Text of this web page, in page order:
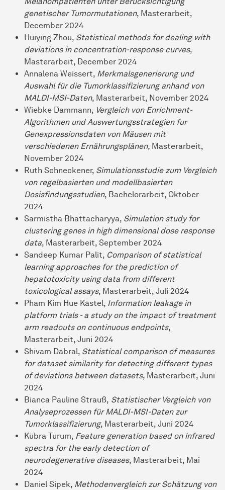
genetischer Tumormutationen, Masterarbeit,
December 2024
Huiying Zhou, Statistical methods for dealing with
deviations in concentration-response curves,
Masterarbeit, December 2024
Annalena Weissert, Merkmalsgenerierung und
Auswahl für die Tumorklassifizierung anhand von
MALDI-MSI-Daten, Masterarbeit, November 2024
Wiebke Dammann, Vergleich von Enrichment-
Algorithmen und Auswertungsstrategien fur
Genexpressionsdaten von Mäusen mit
verschiedenen Ernährungsplänen, Masterarbeit,
November 2024
Ruth Schneckener, Simulationsstudie zum Vergleich
von regelbasierten und modellbasierten
Dosisfindungsstudien, Bachelorarbeit, Oktober
2024
Sarmistha Bhattacharyya, Simulation study for
clustering genes in high dimensional dose response
data, Masterarbeit, September 2024
Sandeep Kumar Palit, Comparison of statistical
learning approaches for the prediction of
hepatotoxicity using data from different
toxicological assays, Masterarbeit, Juli 2024
Pham Kim Hue Kästel, Information leakage in
platform trials - a study on the impact of treatment
arm readouts on continuous endpoints,
Masterarbeit, Juni 2024
Shivam Dabral, Statistical comparison of measures
for dataset similarity for detecting different types
of deviations between datasets, Masterarbeit, Juni
2024
Bianca Pauline Strauß, Statistischer Vergleich von
Analyseprozessen für MALDI-MSI-Daten zur
Tumorklassifizierung, Masterarbeit, Juni 2024
Kübra Turum, Feature generation based on infrared
spectra for the early detection of
neurodegenerative diseases, Masterarbeit, Mai
2024
Daniel Sipek, Methodenvergleich zur Schätzung von